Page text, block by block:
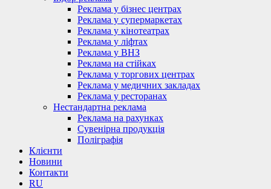
Реклама у бізнес центрах
Реклама у супермаркетах
Реклама у кінотеатрах
Реклама у ліфтах
Реклама у ВНЗ
Реклама на стійках
Реклама у торгових центрах
Реклама у медичних закладах
Реклама у ресторанах
Нестандартна реклама
Реклама на рахунках
Сувенірна продукція
Поліграфія
Клієнти
Новини
Контакти
RU